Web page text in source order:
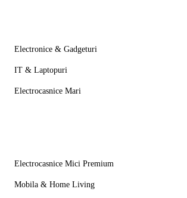
Electronice & Gadgeturi
IT & Laptopuri
Electrocasnice Mari
Electrocasnice Mici Premium
Mobila & Home Living